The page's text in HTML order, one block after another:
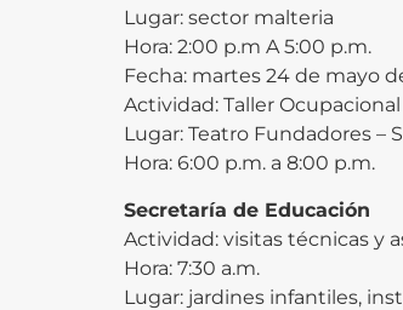
Lugar: sector malteria
Hora: 2:00 p.m A 5:00 p.m.
Fecha: martes 24 de mayo
Actividad: Taller
Lugar: Teatro Fundadores –
Hora: 6:00 p.m. a 8:00 p.m.
Secretaría de Educación
Actividad: visitas técnicas y
Hora: 7:30 a.m.
Lugar: jardines infantiles,